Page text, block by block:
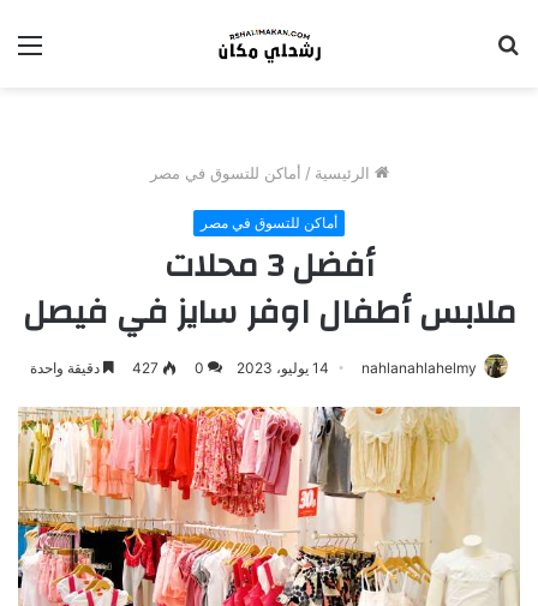
الرئيسية / أماكن للتسوق في مصر
أماكن للتسوق في مصر
أفضل 3 محلات
ملابس أطفال اوفر سايز في فيصل
nahlanahlahelmy 14 يوليو، 2023 0
427 دقيقة واحدة